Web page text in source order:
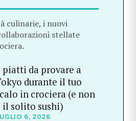
culinarie, i nuovi
stellate
piatti da provare a
durante il tuo
in crociera (e non
il solito sushi)
6, 2026